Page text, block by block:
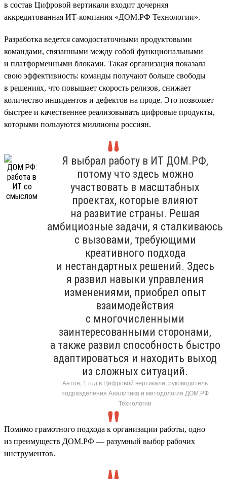
в состав Цифровой вертикали входит дочерняя
аккредитованная ИТ-компания «ДОМ.РФ Технологии».
Разработка ведется самодостаточными продуктовыми
командами, связанными между собой функциональными
и платформенными блоками. Такая организация показала
свою эффективность: команды получают больше свободы
в решениях, что повышает скорость релизов, снижает
количество инцидентов и дефектов на проде. Это позволяет
быстрее и качественнее реализовывать цифровые продукты,
которыми пользуются миллионы россиян.
Я выбрал работу в ИТ ДОМ.РФ,
потому что здесь можно
участвовать в масштабных
проектах, которые влияют
на развитие страны. Решая
амбициозные задачи, я сталкиваюсь
с вызовами, требующими
креативного подхода
и нестандартных решений. Здесь
я развил навыки управления
изменениями, приобрел опыт
взаимодействия
с многочисленными
заинтересованными сторонами,
а также развил способность быстро
адаптироваться и находить выход
из сложных ситуаций.
Антон, 1 год в Цифровой вертикали, руководитель
подразделения Аналитика и методология ДОМ.РФ
Технологии
Помимо грамотного подхода к организации работы, одно
из преимуществ ДОМ.РФ — разумный выбор рабочих
инструментов.